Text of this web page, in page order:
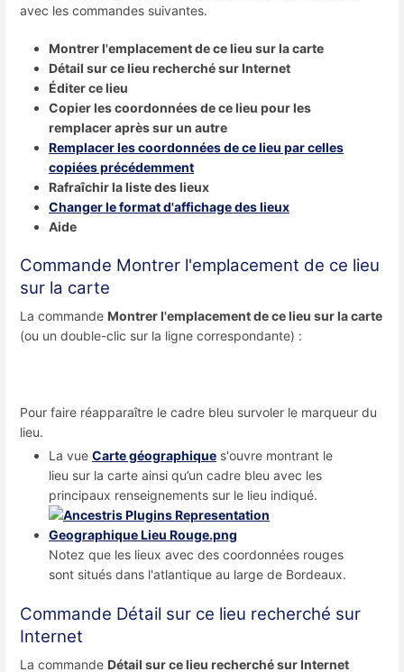
avec les commandes suivantes.
Montrer l'emplacement de ce lieu sur la carte
Détail sur ce lieu recherché sur Internet
Éditer ce lieu
Copier les coordonnées de ce lieu pour les
remplacer après sur un autre
Remplacer les coordonnées de ce lieu par celles
copiées précédemment
Rafraîchir la liste des lieux
Changer le format d'affichage des lieux
Aide
Commande Montrer l'emplacement de ce lieu
sur la carte
La commande Montrer l'emplacement de ce lieu sur la carte
(ou un double-clic sur la ligne correspondante) :
Pour faire réapparaître le cadre bleu survoler le marqueur du
lieu.
La vue Carte géographique s'ouvre montrant le
lieu sur la carte ainsi qu’un cadre bleu avec les
principaux renseignements sur le lieu indiqué.
Notez que les lieux avec des coordonnées rouges
sont situés dans l'atlantique au large de Bordeaux.
Commande Détail sur ce lieu recherché sur
Internet
La commande Détail sur ce lieu recherché sur Internet